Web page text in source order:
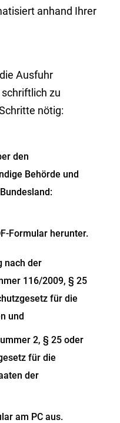
anhand Ihrer
Ausfuhr
zu
nötig:
den
Behörde und
Formular herunter.
nach der
116/2009, § 25
für die
und
2, § 25 oder
für die
der
am PC aus.